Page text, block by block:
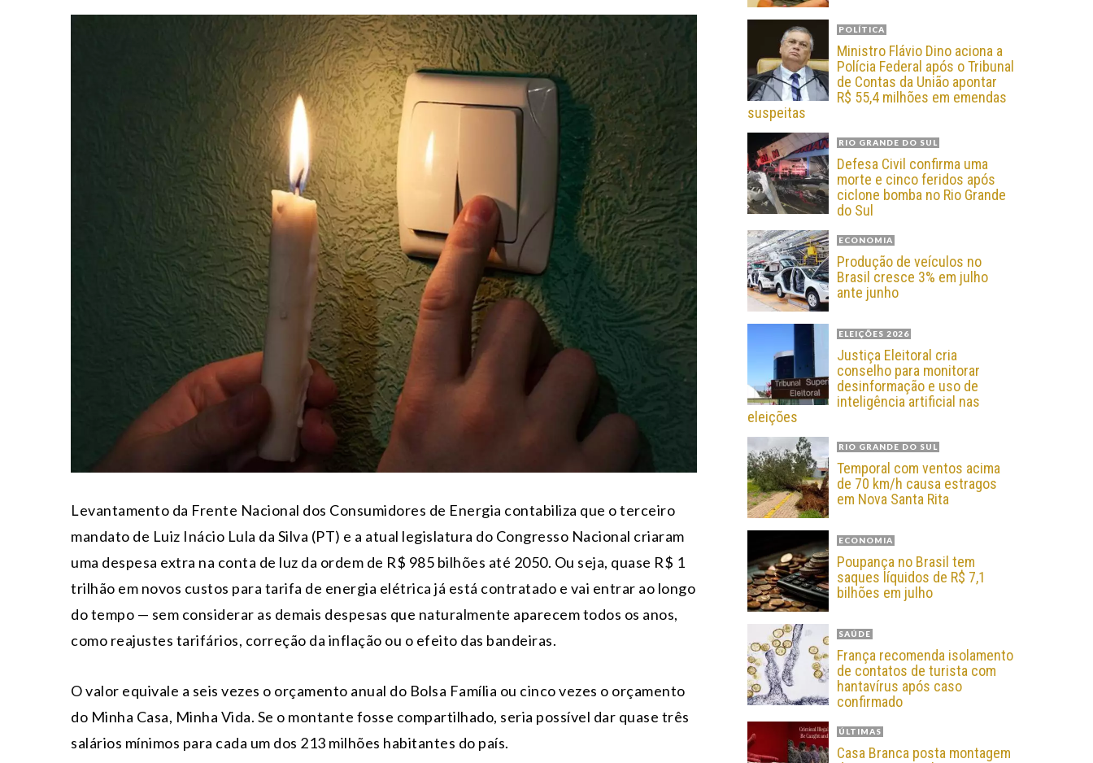
Levantamento da Frente Nacional dos Consumidores de Energia contabiliza que o terceiro
mandato de Luiz Inácio Lula da Silva (PT) e a atual legislatura do Congresso Nacional criaram
uma despesa extra na conta de luz da ordem de R$ 985 bilhões até 2050. Ou seja, quase R$ 1
trilhão em novos custos para tarifa de energia elétrica já está contratado e vai entrar ao longo
do tempo — sem considerar as demais despesas que naturalmente aparecem todos os anos,
como reajustes tarifários, correção da inflação ou o efeito das bandeiras.
O valor equivale a seis vezes o orçamento anual do Bolsa Família ou cinco vezes o orçamento
do Minha Casa, Minha Vida. Se o montante fosse compartilhado, seria possível dar quase três
salários mínimos para cada um dos 213 milhões habitantes do país.
POLÍTICA
Ministro Flávio Dino aciona a
Polícia Federal após o Tribunal
de Contas da União apontar
R$ 55,4 milhões em emendas
suspeitas
RIO GRANDE DO SUL
Defesa Civil confirma uma
morte e cinco feridos após
ciclone bomba no Rio Grande
do Sul
ECONOMIA
Produção de veículos no
Brasil cresce 3% em julho
ante junho
ELEIÇÕES 2026
Justiça Eleitoral cria
conselho para monitorar
desinformação e uso de
inteligência artificial nas
eleições
RIO GRANDE DO SUL
Temporal com ventos acima
de 70 km/h causa estragos
em Nova Santa Rita
ECONOMIA
Poupança no Brasil tem
saques líquidos de R$ 7,1
bilhões em julho
SAÚDE
França recomenda isolamento
de contatos de turista com
hantavírus após caso
confirmado
ÚLTIMAS
Casa Branca posta montagem